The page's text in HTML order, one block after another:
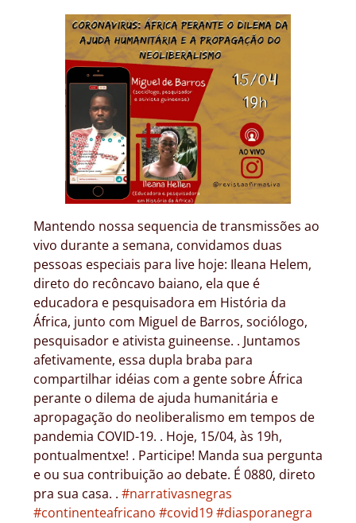
Mantendo nossa sequencia de transmissões ao
vivo durante a semana, convidamos duas
pessoas especiais para live hoje: Ileana Helem,
direto do recôncavo baiano, ela que é
educadora e pesquisadora em História da
África, junto com Miguel de Barros, sociólogo,
pesquisador e ativista guineense. . Juntamos
afetivamente, essa dupla braba para
compartilhar idéias com a gente sobre África
perante o dilema de ajuda humanitária e
apropagação do neoliberalismo em tempos de
pandemia COVID-19. . Hoje, 15/04, às 19h,
pontualmentxe! . Participe! Manda sua pergunta
e ou sua contribuição ao debate. É 0880, direto
pra sua casa. . #narrativasnegras
#continenteafricano #covid19#diasporanegra